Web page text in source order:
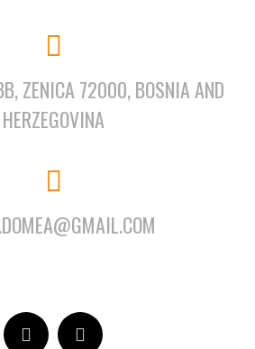
ZENICA 72000, BOSNIA AND
HERZEGOVINA